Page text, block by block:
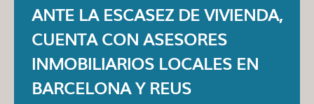
ANTE LA ESCASEZ DE VIVIENDA,
CUENTA CON ASESORES
INMOBILIARIOS LOCALES EN
BARCELONA Y REUS